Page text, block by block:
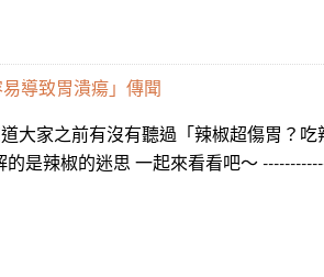
導致胃潰瘍」傳聞
大家之前有沒有聽過「辣椒超傷胃？吃
是辣椒的迷思 一起來看看吧～